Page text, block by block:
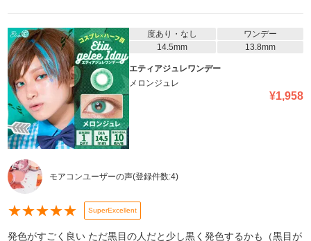
度あり・なし
ワンデー
14.5mm
13.8mm
エティアジュレワンデー
メロンジュレ
¥1,958
モアコンユーザーの声(登録件数:4)
★★★★★ SuperExcellent
発色がすごく良い ただ黒目の人だと少し黒く発色するかも（黒目が